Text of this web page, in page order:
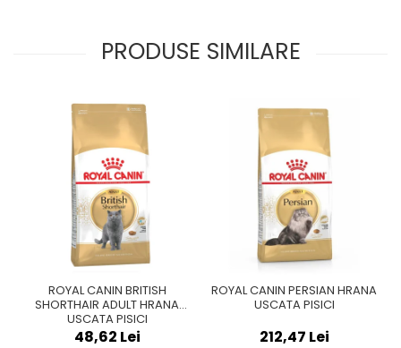
PRODUSE SIMILARE
ROYAL CANIN BRITISH
SHORTHAIR ADULT HRANA
USCATA PISICI
48,62 Lei
ROYAL CANIN PERSIAN HRANA
USCATA PISICI
212,47 Lei